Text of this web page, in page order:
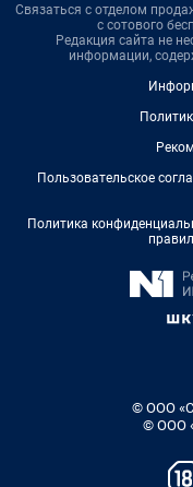
Связаться с отделом
с сотового
Редакция сайта не
информации,
Пользовательское
Политика
© ООО
© ООО